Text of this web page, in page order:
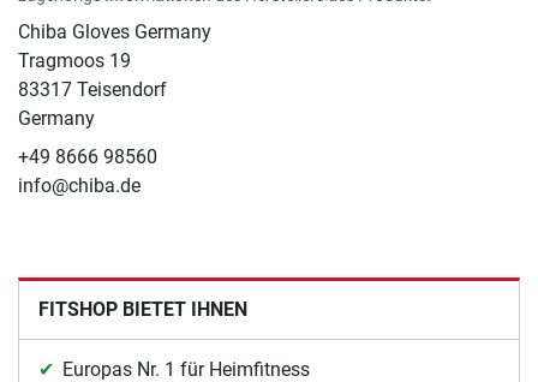
Chiba Gloves Germany
Tragmoos 19
83317 Teisendorf
Germany
+49 8666 98560
info@chiba.de
FITSHOP BIETET IHNEN
Europas Nr. 1 für Heimfitness